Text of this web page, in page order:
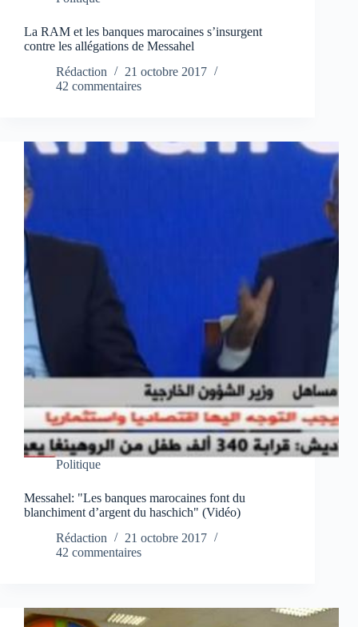
La RAM et les banques marocaines s’insurgent
contre les allégations de Messahel
Rédaction
21 octobre 2017
42 commentaires
Politique
Messahel: "Les banques marocaines font du
blanchiment d’argent du haschich" (Vidéo)
Rédaction
21 octobre 2017
42 commentaires